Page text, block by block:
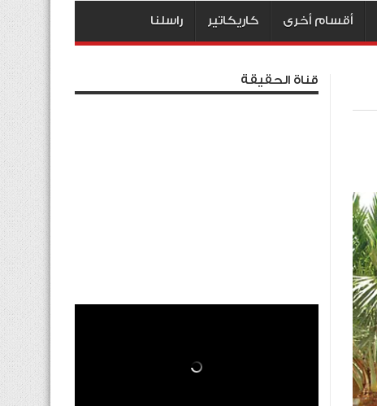
أقسام أخرى كاريكاتير راسلنا
قناة الحقيقة